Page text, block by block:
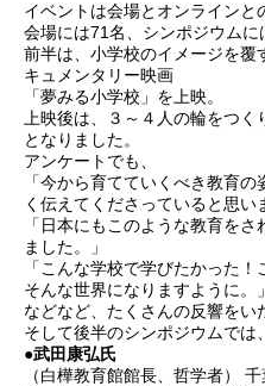
イベントは会場とオンラインと
会場には71名、シンポジウムに
前半は、小学校のイメージを覆
キュメンタリー映画
「夢みる小学校」を上映。
上映後は、３～４人の輪をつ
となりました。
アンケートでも、
「今から育てていくべき教育
く伝えてくださっていると思い
「日本にもこのような教育を
ました。」
「こんな学校で学びたかった
そんな世界になりますように。」
などなど、たくさんの反響をい
そして後半のシンポジウムでは、
●武田康弘氏
（白樺教育館館長、哲学者）